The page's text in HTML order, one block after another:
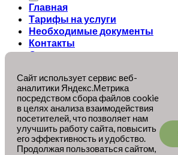
Главная
Тарифы на услуги
Необходимые документы
Контакты
О нотариусе
WooCommerce not Found
+7 (495) 652-84-70
6528470@bk.ru
info@notarius-
Сайт использует сервис веб-
аналитики Яндекс.Метрика
посредством сбора файлов cookie
в целях анализа взаимодействия
посетителей, что позволяет нам
улучшить работу сайта, повысить
его эффективность и удобство.
Продолжая пользоваться сайтом,